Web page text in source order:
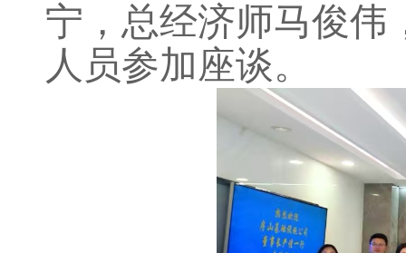
宁，总经济师马俊伟
人员参加座谈。